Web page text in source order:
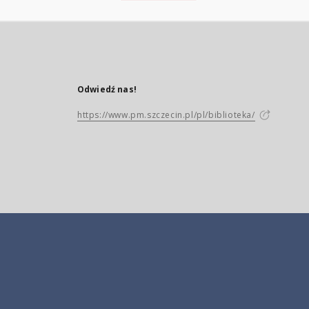
Odwiedź nas!
https://www.pm.szczecin.pl/pl/biblioteka/